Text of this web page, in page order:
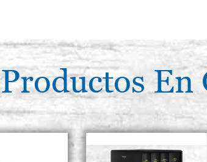
Productos En